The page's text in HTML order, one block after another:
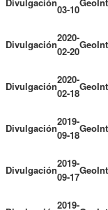
03-10
Divulgación
2020-
02-20
GeoInt
Divulgación
2020-
02-18
GeoInt
Divulgación
2019-
09-18
GeoInt
Divulgación
2019-
09-17
GeoInt
2019-